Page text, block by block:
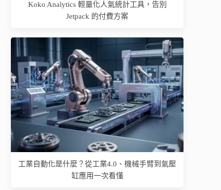
Koko Analytics 輕量化人氣統計工具，告別
Jetpack 的付費方案
工業自動化是什麼？從工業4.0、機械手臂到氣壓
缸應用一次看懂